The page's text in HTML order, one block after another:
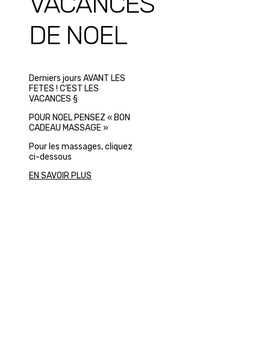
DE NOEL
Derniers jours AVANT LES
FETES ! C’EST LES
VACANCES §
POUR NOEL PENSEZ « BON
CADEAU MASSAGE »
Pour les massages, cliquez
ci-dessous
EN SAVOIR PLUS